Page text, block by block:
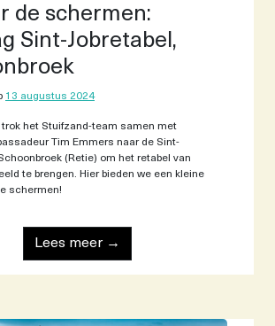
de schermen:
Sint-Jobretabel,
13 augustus 2024
trok het Stuifzand-team samen met
Tim Emmers naar de Sint-
(Retie) om het retabel van
te brengen. Hier bieden we een kleine
schermen!
Lees meer →